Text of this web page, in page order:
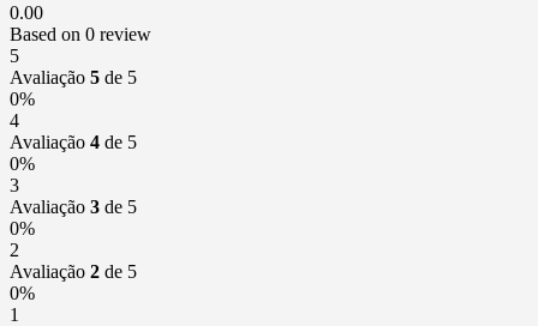
0.00
Based on 0 review
5
Avaliação 5 de 5
0%
4
Avaliação 4 de 5
0%
3
Avaliação 3 de 5
0%
2
Avaliação 2 de 5
0%
1